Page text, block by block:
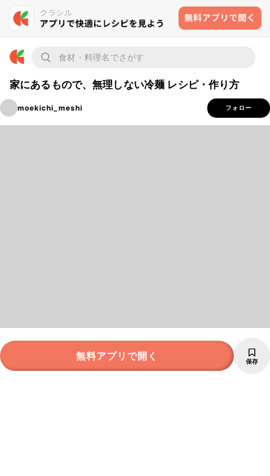
家にあるもので、無理しない冷麺 レシピ・作り方
moekichi_meshi フォロー
無料アプリで開く 保存